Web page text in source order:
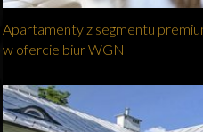
Apartamenty z segmentu
w ofercie biur WGN